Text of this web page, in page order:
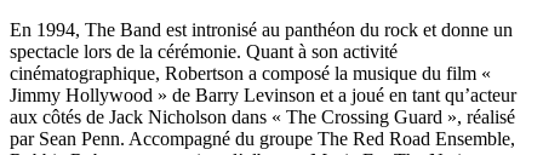
En 1994, The Band est intronisé au panthéon du rock et donne un
spectacle lors de la cérémonie. Quant à son activité
cinématographique, Robertson a composé la musique du film «
Jimmy Hollywood » de Barry Levinson et a joué en tant qu’acteur
aux côtés de Jack Nicholson dans « The Crossing Guard », réalisé
par Sean Penn. Accompagné du groupe The Red Road Ensemble,